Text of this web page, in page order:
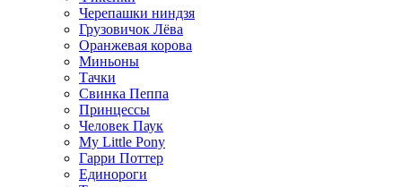
Черепашки ниндзя
Грузовичок Лёва
Оранжевая корова
Миньоны
Тачки
Свинка Пеппа
Принцессы
Человек Паук
My Little Pony
Гарри Поттер
Единороги